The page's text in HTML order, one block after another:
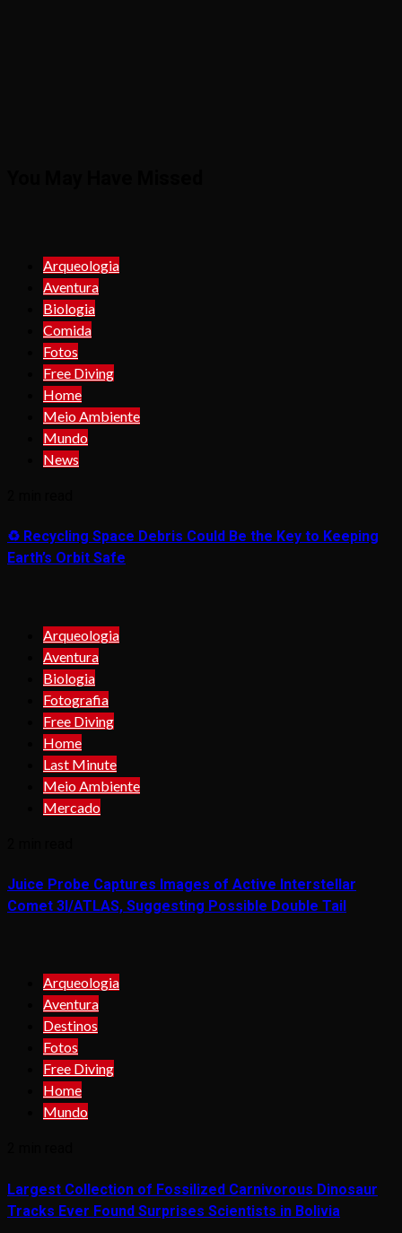
Arqueologia
Aventura
Biologia
Comida
Fotos
Free Diving
Home
Meio Ambiente
Mundo
News
♻️ Recycling Space Debris Could Be the Key to Keeping
Earth’s Orbit Safe
Arqueologia
Aventura
Biologia
Fotografia
Free Diving
Home
Last Minute
Meio Ambiente
Mercado
Juice Probe Captures Images of Active Interstellar
Comet 3I/ATLAS, Suggesting Possible Double Tail
Arqueologia
Aventura
Destinos
Fotos
Free Diving
Home
Mundo
Largest Collection of Fossilized Carnivorous Dinosaur
Tracks Ever Found Surprises Scientists in Bolivia